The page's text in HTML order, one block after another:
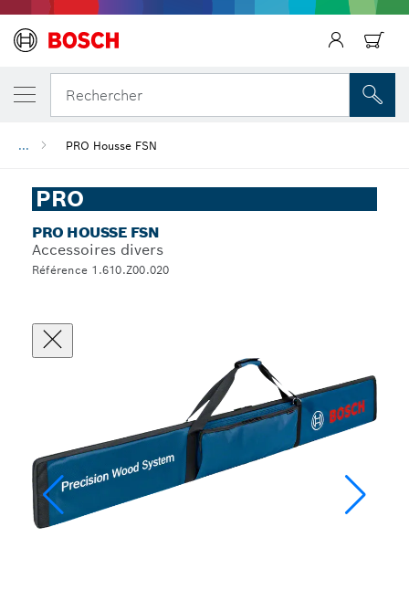
Rechercher
... PRO Housse FSN
PRO
PRO HOUSSE FSN
Accessoires divers
Référence 1.610.Z00.020